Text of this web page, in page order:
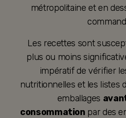
métropolitaine et en
Les recettes sont
plus ou moins
impératif de vérifier
nutritionnelles et les listes
emballages
consommation par des